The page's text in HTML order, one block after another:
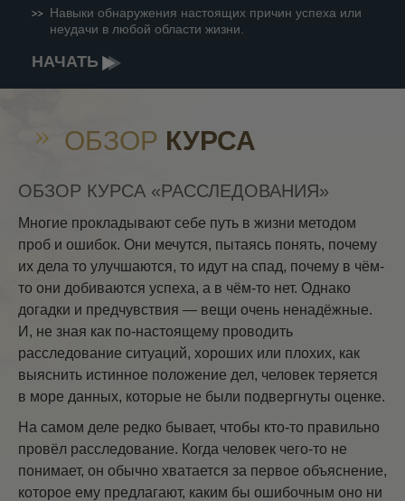
Навыки обнаружения настоящих причин успеха или
неудачи в любой области жизни.
НАЧАТЬ
ОБЗОР КУРСА
ОБЗОР КУРСА «РАССЛЕДОВАНИЯ»
Многие прокладывают себе путь в жизни методом
проб и ошибок. Они мечутся, пытаясь понять, почему
их дела то улучшаются, то идут на спад, почему в чём-
то они добиваются успеха, а в чём-то нет. Однако
догадки и предчувствия — вещи очень ненадёжные.
И, не зная как по-настоящему проводить
расследование ситуаций, хороших или плохих, как
выяснить истинное положение дел, человек теряется
в море данных, которые не были подвергнуты оценке.
На самом деле редко бывает, чтобы кто-то правильно
провёл расследование. Когда человек чего-то не
понимает, он обычно хватается за первое объяснение,
которое ему предлагают, каким бы ошибочным оно ни